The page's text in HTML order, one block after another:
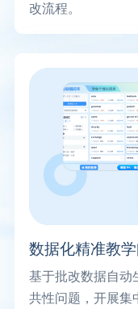
改流程。
数据化精准教
基于批改数据自动
共性问题，开展集